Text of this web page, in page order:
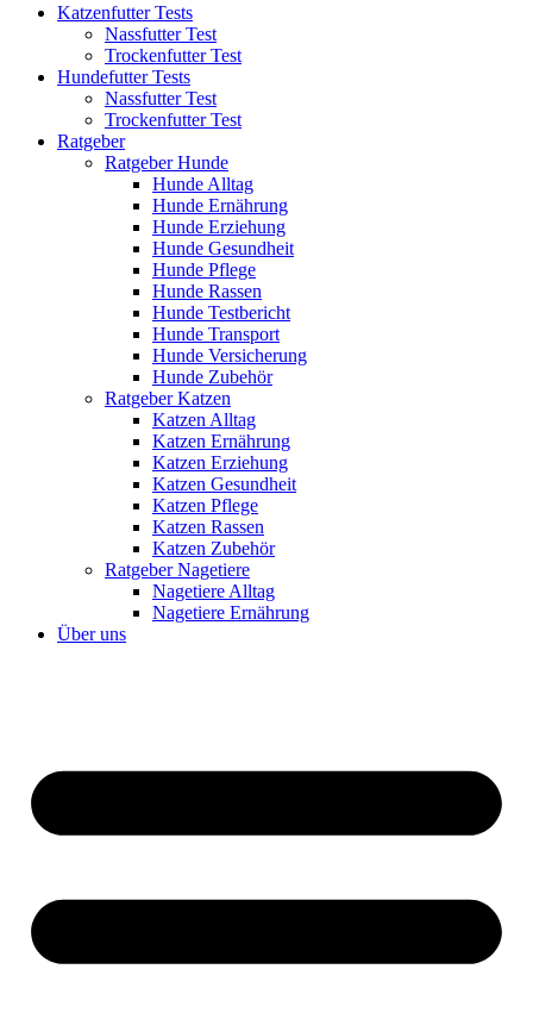
Katzenfutter Tests
Nassfutter Test
Trockenfutter Test
Hundefutter Tests
Nassfutter Test
Trockenfutter Test
Ratgeber
Ratgeber Hunde
Hunde Alltag
Hunde Ernährung
Hunde Erziehung
Hunde Gesundheit
Hunde Pflege
Hunde Rassen
Hunde Testbericht
Hunde Transport
Hunde Versicherung
Hunde Zubehör
Ratgeber Katzen
Katzen Alltag
Katzen Ernährung
Katzen Erziehung
Katzen Gesundheit
Katzen Pflege
Katzen Rassen
Katzen Zubehör
Ratgeber Nagetiere
Nagetiere Alltag
Nagetiere Ernährung
Über uns